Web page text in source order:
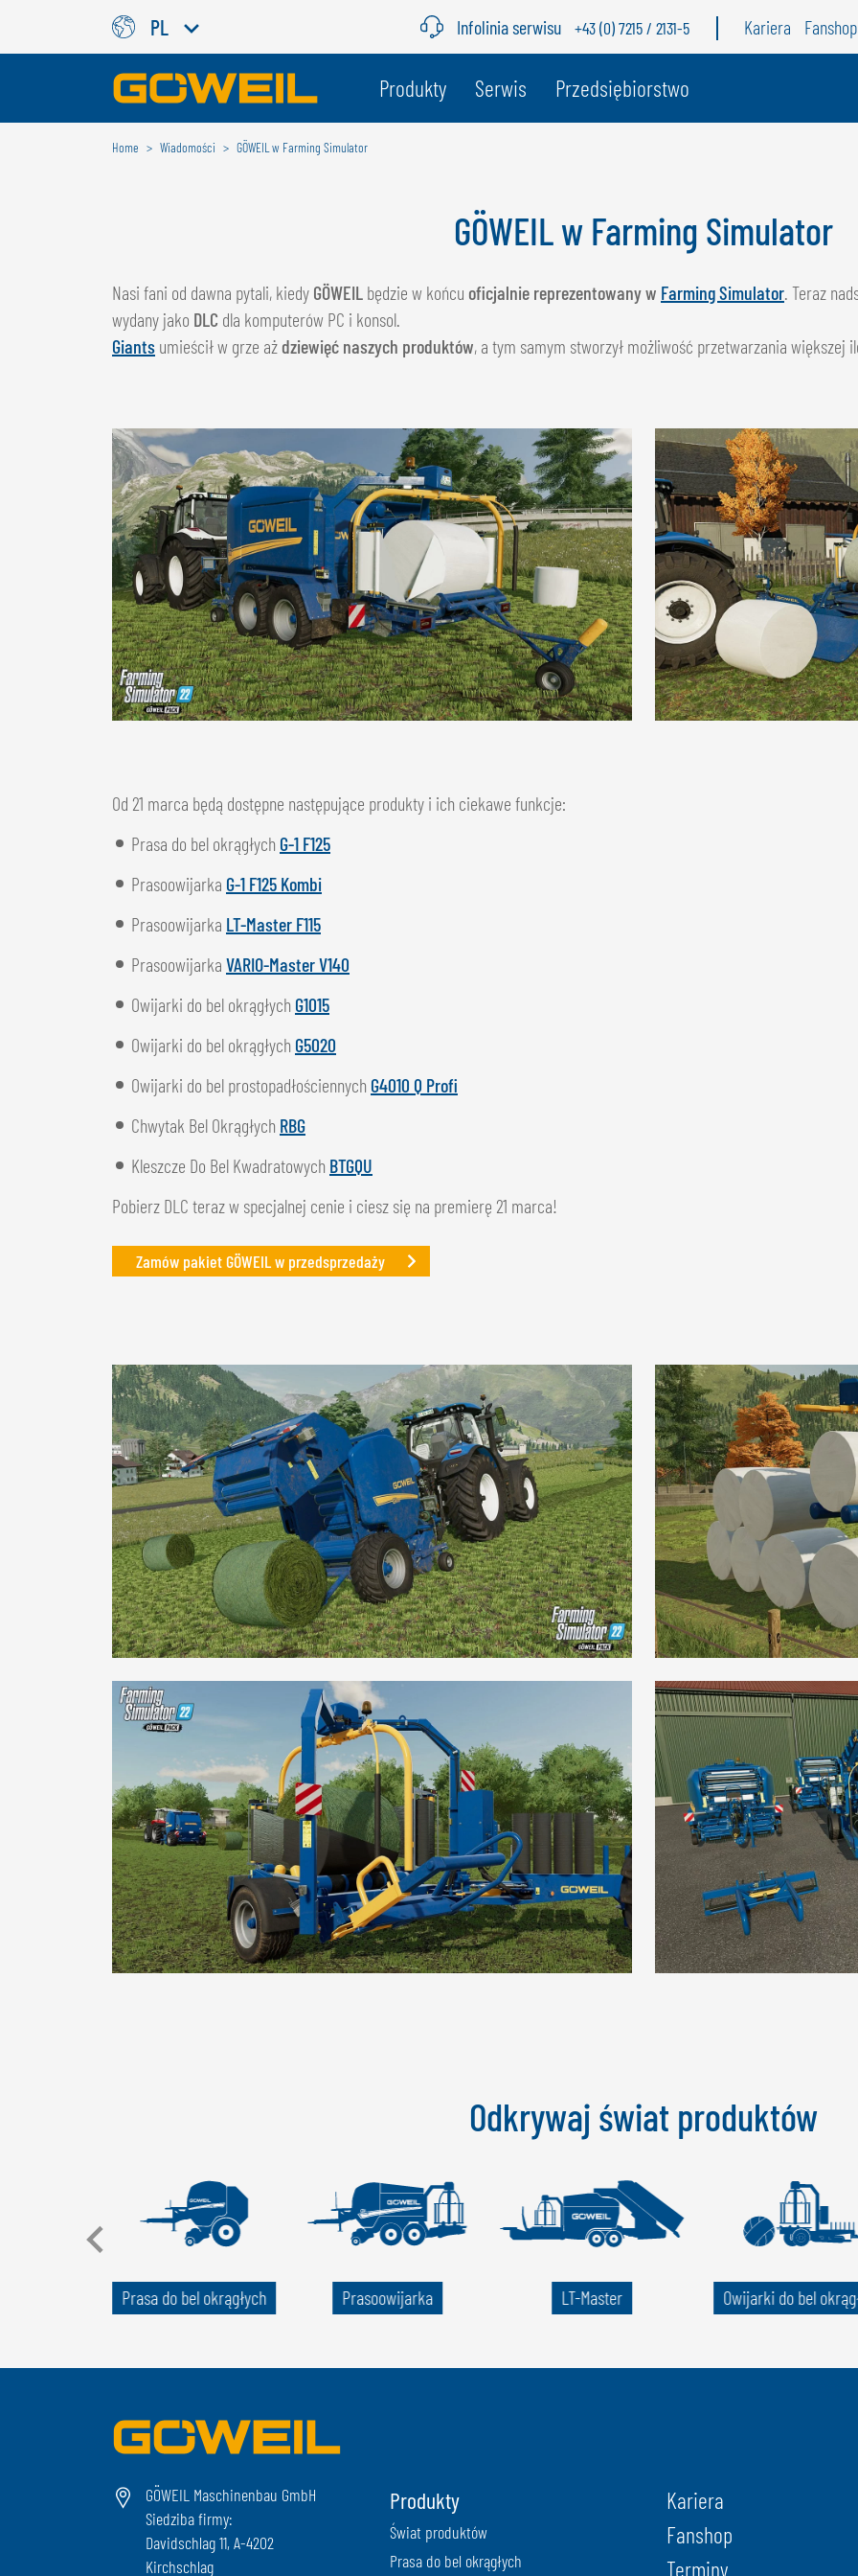
PL
Wybierz swój język / swój kraj
FRANÇAIS
NEDERLANDS
ČESKÝ
NEDERLANDS
DEUTSCH
Infolinia serwisu +43 (0) 7215 / 2131-5 Kariera Fanshop
Produkty Serwis Przedsiębiorstwo
Home Wiadomości GÖWEIL w Farming Simulator
GÖWEIL w Farming Simulator
Nasi fani od dawna pytali, kiedy GÖWEIL będzie w końcu oficjalnie reprezentowany w Farming Simulator. Teraz
wydany jako DLC dla komputerów PC i konsol.
Giants umieścił w grze aż dziewięć naszych produktów, a tym samym stworzył możliwość przetwarzania większej
Od 21 marca będą dostępne następujące produkty i ich ciekawe funkcje:
Prasa do bel okrągłych G-1 F125
Prasoowijarka G-1 F125 Kombi
Prasoowijarka LT-Master F115
Prasoowijarka VARIO-Master V140
Owijarki do bel okrągłych G1015
Owijarki do bel okrągłych G5020
Owijarki do bel prostopadłościennych G4010 Q Profi
Chwytak Bel Okrągłych RBG
Kleszcze Do Bel Kwadratowych BTGQU
Pobierz DLC teraz w specjalnej cenie i ciesz się na premierę 21 marca!
Zamów pakiet GÖWEIL w przedsprzedaży
Odkrywaj świat produktów
Prasa do bel okrągłych Prasoowijarka LT-Master Owijarki do bel
GÖWEIL Maschinenbau GmbH
Siedziba firmy:
Davidschlag 11, A-4202
Kirchschlag
Produkty
Świat produktów
Prasa do bel okrągłych
Kariera
Fanshop
Terminy